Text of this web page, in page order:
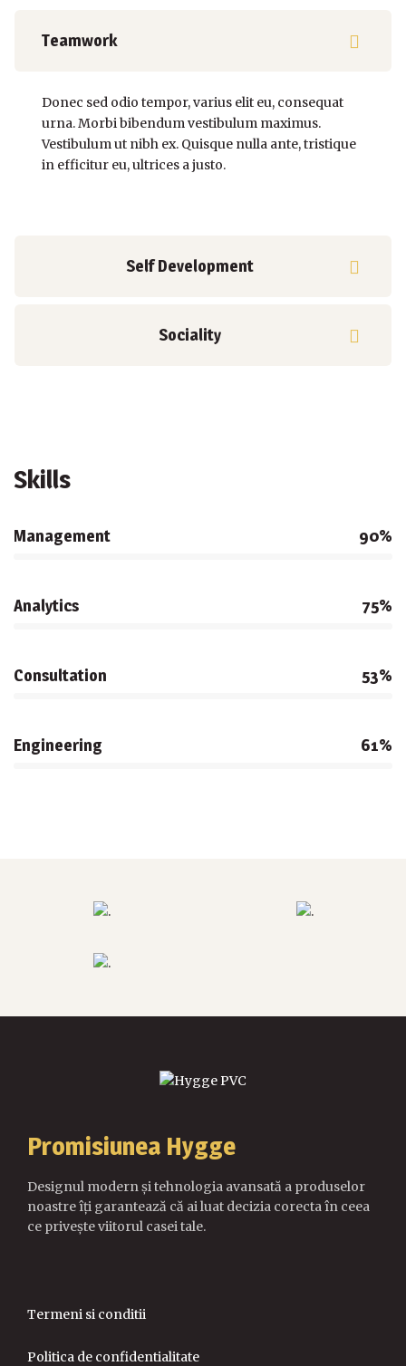
Teamwork
Donec sed odio tempor, varius elit eu, consequat
urna. Morbi bibendum vestibulum maximus.
Vestibulum ut nibh ex. Quisque nulla ante, tristique
in efficitur eu, ultrices a justo.
Self Development
Sociality
Skills
Management 90%
Analytics 75%
Consultation 53%
Engineering 61%
Promisiunea Hygge
Designul modern și tehnologia avansată a produselor
noastre îți garantează că ai luat decizia corecta în ceea
ce privește viitorul casei tale.
Termeni si conditii
Politica de confidentialitate